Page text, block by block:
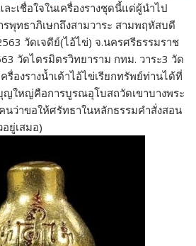
ะเชื่อใจในเครื่องรางชุดนี้แด่ผู้นำไป
รพุทธาภิเษกถึงสามวาระ สามพฤหัสบดี
วัดเจดีย์(ไอ้ไข่) จ.นครศรีธรรมราช
วัดไตรมิตรวิทยาราม กทม. วาระ3 วัด
รื่องรางน้ำเต้าไอ้ไข่เรียกทรัพย์ท่านได้ที่
ญใหญ่คือการบูรณอุโบสถวัดเขาบางพระ
ว่าขอให้ศรัทธาในหลักธรรมคำสั่งสอน
ยู่เสมอ)